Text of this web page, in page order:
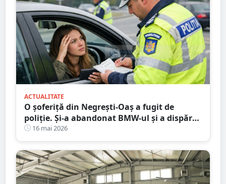
ACTUALITATE
O șoferiță din Negrești-Oaș a fugit de
poliție. Și-a abandonat BMW-ul și a dispărut
printre blocuri
16 mai 2026